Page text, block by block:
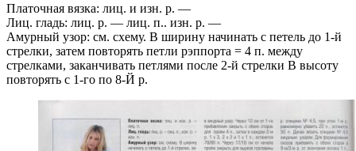
Платочная вязка: лиц. и изн. р. —
Лиц. гладь: лиц. р. — лиц. п.. изн. р. —
Амурный узор: см. схему. В ширину начинать с петель до 1-й
стрелки, затем повторять петли рэппорта = 4 п. между
стрелками, заканчивать петлями после 2-й стрелки В высоту
повторять с 1-го по 8-Й р.